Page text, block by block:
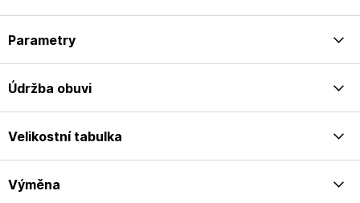
Parametry
Údržba obuvi
Velikostní tabulka
Výměna